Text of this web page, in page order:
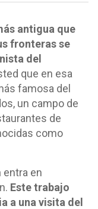
antigua que
fronteras se
del
que en esa
famosa del
un campo de
de
como
en
Este trabajo
a una visita del